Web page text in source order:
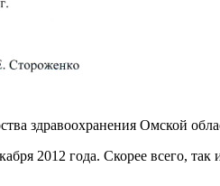
здравоохранения Омской
2012 года. Скорее всего,